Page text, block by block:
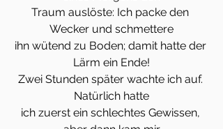
Traum auslöste: Ich packe den
Wecker und schmettere
ihn wütend zu Boden; damit hatte der
Lärm ein Ende!
Zwei Stunden später wachte ich auf.
Natürlich hatte
ich zuerst ein schlechtes Gewissen,